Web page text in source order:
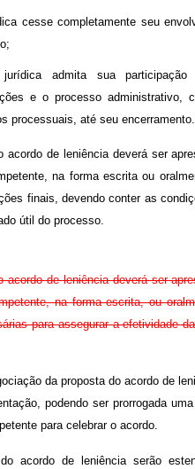
cesse completamente seu
admita sua
e o processo administrativo,
processuais, até seu encerramento.
acordo de leniência deverá ser
na forma escrita ou
finais, devendo conter as
útil do processo.
acordo de leniência deverá ser
na forma escrita, ou
para assegurar a efetividade
da proposta do acordo de
podendo ser prorrogada
para celebrar o acordo.
acordo de leniência serão